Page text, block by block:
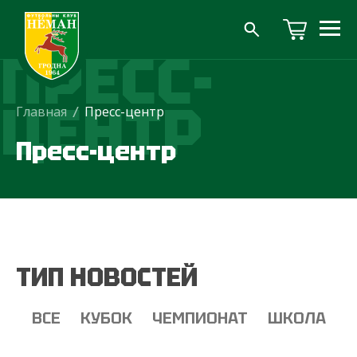
ПРЕСС-
ЦЕНТР
Главная / Пресс-центр
Пресс-центр
ТИП НОВОСТЕЙ
ВСЕ КУБОК ЧЕМПИОНАТ ШКОЛА